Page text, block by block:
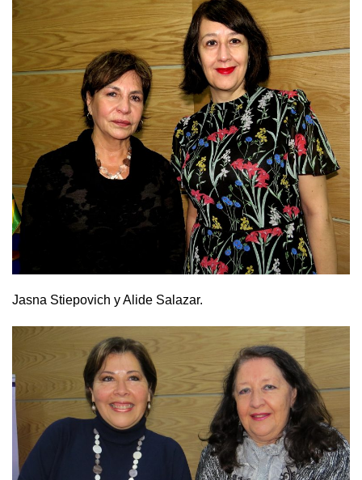
Jasna Stiepovich y Alide Salazar.